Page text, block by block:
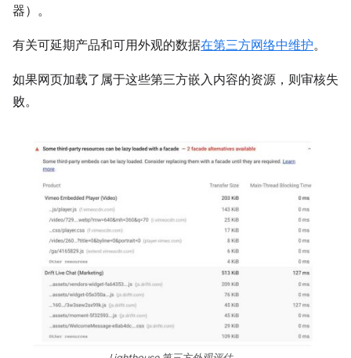
器）。
有关可延期产品和可用外观的数据在第三方网络中维护。
如果网页加载了属于这些第三方嵌入内容的资源，则审核失
败。